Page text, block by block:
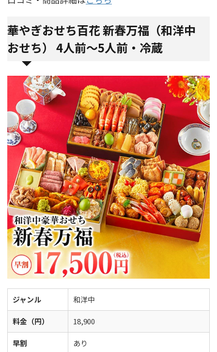
華やぎおせち百花 新春万福（和洋中
おせち） 4人前～5人前・冷蔵
ジャンル 和洋中
料金（円） 18,900
早割 あり